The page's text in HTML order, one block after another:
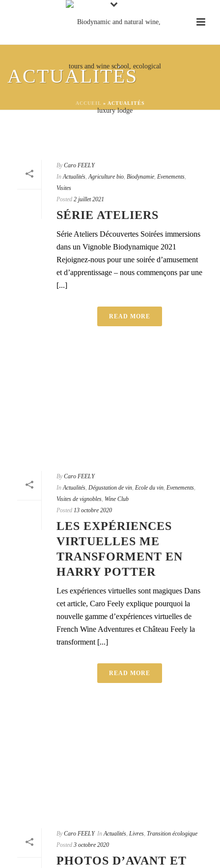
ACTUALITÉS
ACCUEIL » ACTUALITÉS
By Caro FEELY
In Actualités Agriculture bio Biodynamie Evenements
Visites
Posted 2 juillet 2021
SÉRIE ATELIERS
Série Ateliers Découvertes Soirées immersions
dans un Vignoble Biodynamique 2021
Rejoignez-nous pour une soirée d’amusement
et d’apprentissage – nous commençons par une
[...]
READ MORE
By Caro FEELY
In Actualités, Dégustation de vin, Ecole du vin, Evenements,
Visites de vignobles, Wine Club
Posted 13 octobre 2020
LES EXPÉRIENCES
VIRTUELLES ME
TRANSFORMENT EN
HARRY POTTER
Les expériences virtuelles sont magiques Dans
cet article, Caro Feely explique pourquoi la
nouvelle gamme d’expériences virtuelles de
French Wine Adventures et Château Feely la
transforment [...]
READ MORE
By Caro FEELY In Actualités, Livres, Transition écologique
Posted 3 octobre 2020
PHOTOS D’AVANT ET